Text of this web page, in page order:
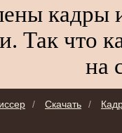
кадры
Так что
на
/ Скачать /